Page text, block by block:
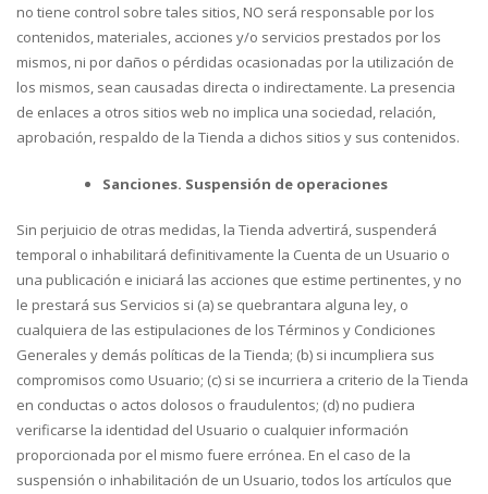
no tiene control sobre tales sitios, NO será responsable por los
contenidos, materiales, acciones y/o servicios prestados por los
mismos, ni por daños o pérdidas ocasionadas por la utilización de
los mismos, sean causadas directa o indirectamente. La presencia
de enlaces a otros sitios web no implica una sociedad, relación,
aprobación, respaldo de la Tienda a dichos sitios y sus contenidos.
Sanciones. Suspensión de operaciones
Sin perjuicio de otras medidas, la Tienda advertirá, suspenderá
temporal o inhabilitará definitivamente la Cuenta de un Usuario o
una publicación e iniciará las acciones que estime pertinentes, y no
le prestará sus Servicios si (a) se quebrantara alguna ley, o
cualquiera de las estipulaciones de los Términos y Condiciones
Generales y demás políticas de la Tienda; (b) si incumpliera sus
compromisos como Usuario; (c) si se incurriera a criterio de la Tienda
en conductas o actos dolosos o fraudulentos; (d) no pudiera
verificarse la identidad del Usuario o cualquier información
proporcionada por el mismo fuere errónea. En el caso de la
suspensión o inhabilitación de un Usuario, todos los artículos que